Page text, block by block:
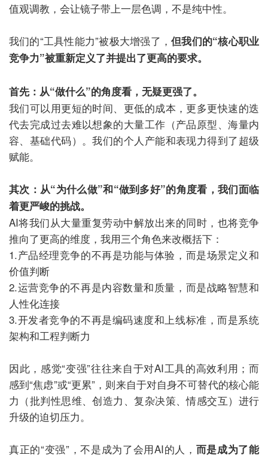
值观调教，会让镜子带上一层色调，不是纯中性。
我们的“工具性能力”被极大增强了，但我们的“核心职业
竞争力”被重新定义了并提出了更高的要求。
首先：从“做什么”的角度看，无疑更强了。
我们可以用更短的时间、更低的成本，更多更快速的迭
代去完成过去难以想象的大量工作（产品原型、海量内
容、基础代码）。我们的个人产能和表现力得到了超级
赋能。
其次：从“为什么做”和“做到多好”的角度看，我们面临
着更严峻的挑战。
AI将我们从大量重复劳动中解放出来的同时，也将竞争
推向了更高的维度，我用三个角色来改概括下：
1.产品经理竞争的不再是功能与体验，而是场景定义和
价值判断
2.运营竞争的不再是内容数量和质量，而是战略智慧和
人性化连接
3.开发者竞争的不再是编码速度和上线标准，而是系统
架构和工程判断力
因此，感觉“变强”往往来自于对AI工具的高效利用；而
感到“焦虑”或“更累”，则来自于对自身不可替代的核心能
力（批判性思维、创造力、复杂决策、情感交互）进行
升级的迫切压力。
真正的“变强”，不是成为了会用AI的人， 而是成为了能